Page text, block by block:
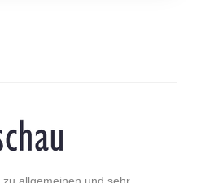
allgemeinen und sehr